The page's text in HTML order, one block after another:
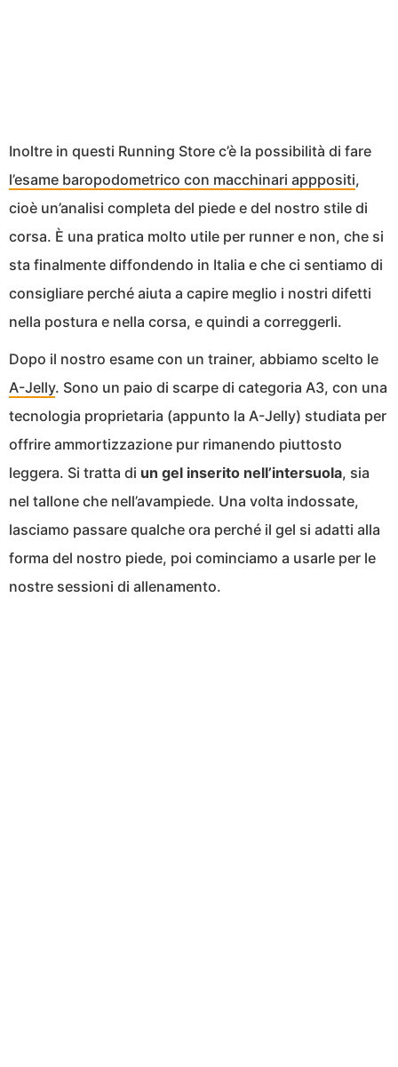
Inoltre in questi Running Store c’è la possibilità di fare
l’esame baropodometrico con macchinari apppositi,
cioè un’analisi completa del piede e del nostro stile di
corsa. È una pratica molto utile per runner e non, che si
sta finalmente diffondendo in Italia e che ci sentiamo di
consigliare perché aiuta a capire meglio i nostri difetti
nella postura e nella corsa, e quindi a correggerli.
Dopo il nostro esame con un trainer, abbiamo scelto le
A-Jelly. Sono un paio di scarpe di categoria A3, con una
tecnologia proprietaria (appunto la A-Jelly) studiata per
offrire ammortizzazione pur rimanendo piuttosto
leggera. Si tratta di un gel inserito nell’intersuola, sia
nel tallone che nell’avampiede. Una volta indossate,
lasciamo passare qualche ora perché il gel si adatti alla
forma del nostro piede, poi cominciamo a usarle per le
nostre sessioni di allenamento.